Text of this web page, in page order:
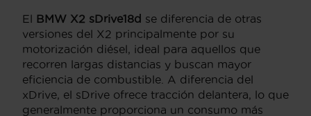
El BMW X2 sDrive18d se diferencia de otras
versiones del X2 principalmente por su
motorización diésel, ideal para aquellos que
recorren largas distancias y buscan mayor
eficiencia de combustible. A diferencia del
xDrive, el sDrive ofrece tracción delantera, lo que
generalmente proporciona un consumo más